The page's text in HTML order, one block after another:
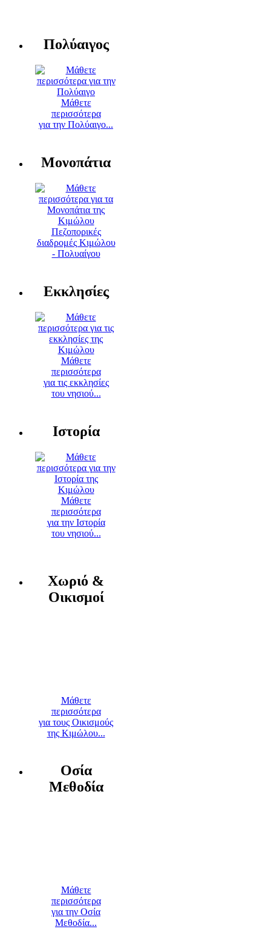
Πολύαιγος
Μάθετε
περισσότερα
για την Πολύαιγο...
Μονοπάτια
Πεζοπορικές
διαδρομές Κιμώλου
- Πολυαίγου
Εκκλησίες
Μάθετε
περισσότερα
για τις εκκλησίες
του νησιού...
Ιστορία
Μάθετε
περισσότερα
για την Ιστορία
του νησιού...
Χωριό &
Οικισμοί
Μάθετε
περισσότερα
για τους Οικισμούς
της Κιμώλου...
Οσία
Μεθοδία
Μάθετε
περισσότερα
για την Οσία
Μεθοδία...